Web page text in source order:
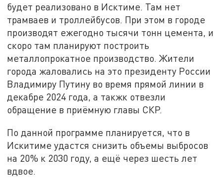
будет реализовано в Исктиме. Там нет
трамваев и троллейбусов. При этом в городе
производят ежегодно тысячи тонн цемента, и
скоро там планируют построить
металлопрокатное производство. Жители
города жаловались на это президенту России
Владимиру Путину во время прямой линии в
декабре 2024 года, а такжк отвезли
обращение в приёмную главы СКР.
По данной программе планируется, что в
Искитиме удастся снизить объемы выбросов
на 20% к 2030 году, а ещё через шесть лет
вдвое.